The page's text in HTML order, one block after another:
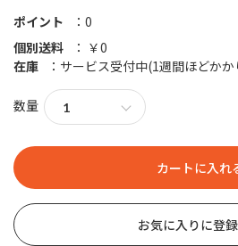
ポイント
0
個別送料
￥0
在庫
サービス受付中(1週間ほどかか
数量
お気に入りに登